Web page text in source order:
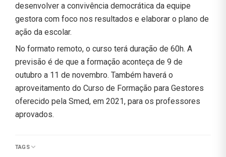
desenvolver a convivência democrática da equipe
gestora com foco nos resultados e elaborar o plano de
ação da escolar.
No formato remoto, o curso terá duração de 60h. A
previsão é de que a formação aconteça de 9 de
outubro a 11 de novembro. Também haverá o
aproveitamento do Curso de Formação para Gestores
oferecido pela Smed, em 2021, para os professores
aprovados.
TAGS